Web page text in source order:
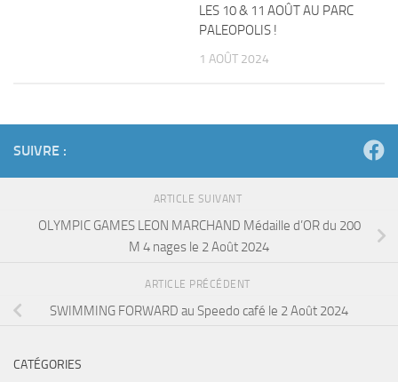
LES 10 & 11 AOÛT AU PARC
PALEOPOLIS !
1 AOÛT 2024
SUIVRE :
ARTICLE SUIVANT
OLYMPIC GAMES LEON MARCHAND Médaille d’OR du 200
M 4 nages le 2 Août 2024
ARTICLE PRÉCÉDENT
SWIMMING FORWARD au Speedo café le 2 Août 2024
CATÉGORIES